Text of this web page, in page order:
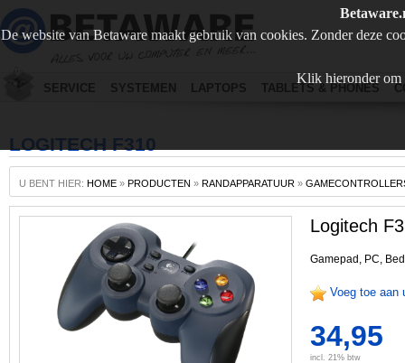
De website van Betaware maakt gebruik van cookies. Zonder deze
Klik hieronder om
SERVICE SYSTEMEN LAPTOPS TABLETS & PHONES
LOGITECH F310
U BENT HIER: HOME » PRODUCTEN » RANDAPPARATUUR »
Logitech
Gamepad, PC,
Voeg toe aan
34,95
incl. 21% btw